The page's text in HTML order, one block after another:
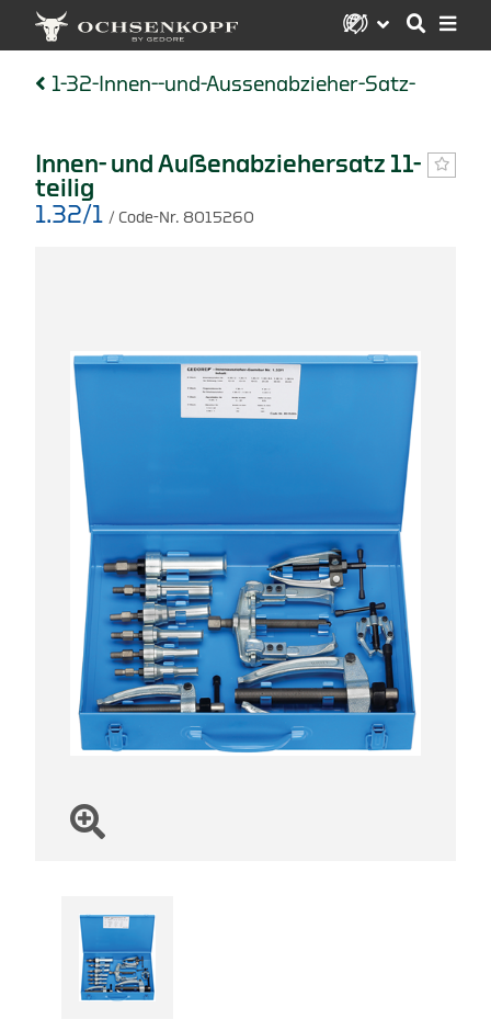
1-32-Innen--und-Aussenabzieher-Satz-
Innen- und Außenabziehersatz 11-
teilig
1.32/1 / Code-Nr. 8015260